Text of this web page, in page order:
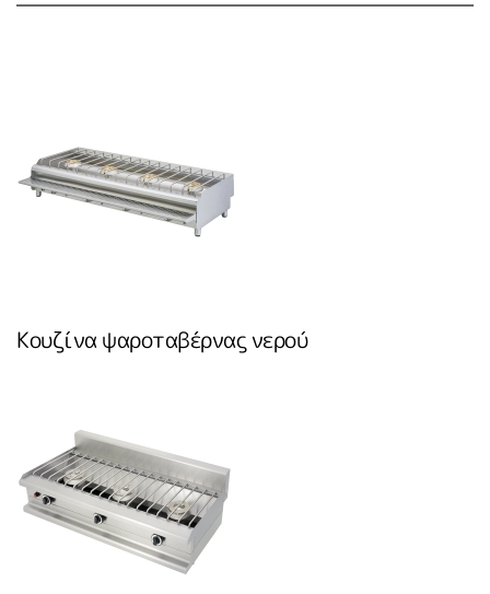
Κουζίνα ψαροταβέρνας νερού